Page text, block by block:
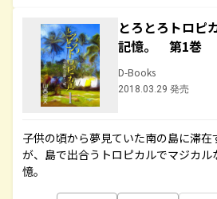
とろとろトロピ
記憶。 第1巻
D-Books
2018.03.29 発売
子供の頃から夢見ていた南の島に滞
が、島で出合うトロピカルでマジカ
憶。